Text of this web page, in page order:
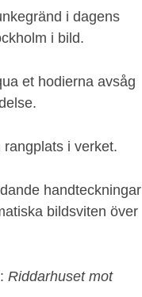
i dagens
i bild.
et hodierna avsåg
i verket.
handteckningar
bildsviten över
Riddarhuset mot